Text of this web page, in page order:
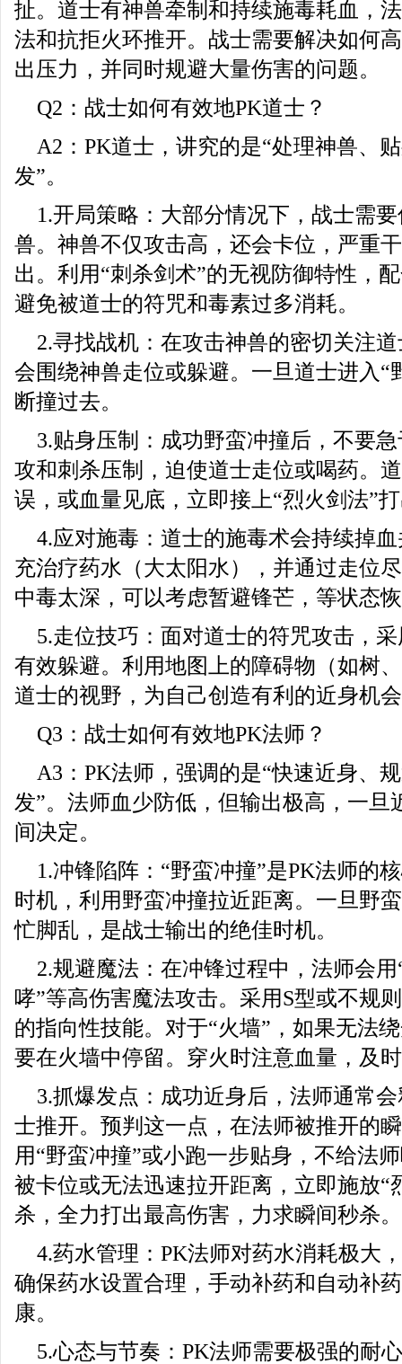
扯。道士有神兽牵制和持续施毒耗血，
法和抗拒火环推开。战士需要解决如何
出压力，并同时规避大量伤害的问题。
Q2：战士如何有效地PK道士？
A2：PK道士，讲究的是“处理神兽、
发”。
1.开局策略：大部分情况下，战士需
兽。神兽不仅攻击高，还会卡位，严重
出。利用“刺杀剑术”的无视防御特性，
避免被道士的符咒和毒素过多消耗。
2.寻找战机：在攻击神兽的密切关注
会围绕神兽走位或躲避。一旦道士进入“
断撞过去。
3.贴身压制：成功野蛮冲撞后，不要
攻和刺杀压制，迫使道士走位或喝药。
误，或血量见底，立即接上“烈火剑法”
4.应对施毒：道士的施毒术会持续掉
充治疗药水（大太阳水），并通过走位
中毒太深，可以考虑暂避锋芒，等状态
5.走位技巧：面对道士的符咒攻击，
有效躲避。利用地图上的障碍物（如树
道士的视野，为自己创造有利的近身机
Q3：战士如何有效地PK法师？
A3：PK法师，强调的是“快速近身、
发”。法师血少防低，但输出极高，一旦
间决定。
1.冲锋陷阵：“野蛮冲撞”是PK法师的
时机，利用野蛮冲撞拉近距离。一旦野
忙脚乱，是战士输出的绝佳时机。
2.规避魔法：在冲锋过程中，法师会用
哮”等高伤害魔法攻击。采用S型或不规
的指向性技能。对于“火墙”，如果无法
要在火墙中停留。穿火时注意血量，及
3.抓爆发点：成功近身后，法师通常
士推开。预判这一点，在法师被推开的
用“野蛮冲撞”或小跑一步贴身，不给法
被卡位或无法迅速拉开距离，立即施放“
杀，全力打出最高伤害，力求瞬间秒杀。
4.药水管理：PK法师对药水消耗极大
确保药水设置合理，手动补药和自动补
康。
5.心态与节奏：PK法师需要极强的耐